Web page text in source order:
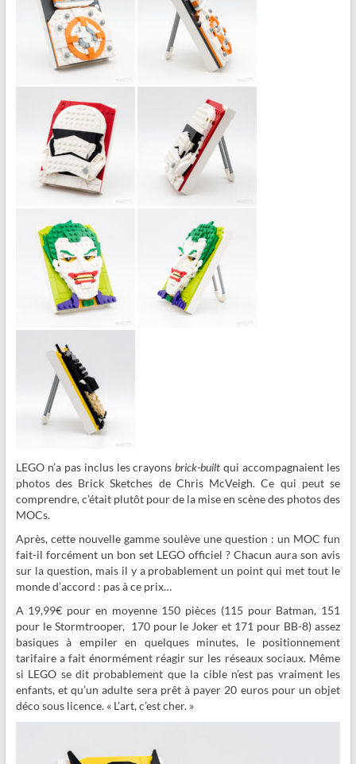
LEGO n’a pas inclus les crayonsbrick-built qui accompagnaient les
photos des Brick Sketches de Chris McVeigh. Ce qui peut se
comprendre, c’était plutôt pour de la mise en scène des photos des
MOCs.
Après, cette nouvelle gamme soulève une question : un MOC fun
fait-il forcément un bon set LEGO officiel ? Chacun aura son avis
sur la question, mais il y a probablement un point qui met tout le
monde d’accord : pas à ce prix…
A 19,99€ pour en moyenne 150 pièces (115 pour Batman, 151
pour le Stormtrooper, 170 pour le Joker et 171 pour BB-8) assez
basiques à empiler en quelques minutes, le positionnement
tarifaire a fait énormément réagir sur les réseaux sociaux. Même
si LEGO se dit probablement que la cible n’est pas vraiment les
enfants, et qu’un adulte sera prêt à payer 20 euros pour un objet
déco sous licence. « L’art, c’est cher. »